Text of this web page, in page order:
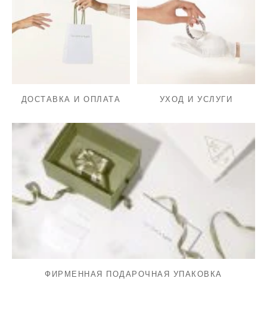
ДОСТАВКА И ОПЛАТА УХОД И УСЛУГИ
ФИРМЕННАЯ ПОДАРОЧНАЯ УПАКОВКА